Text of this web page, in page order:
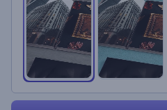
анимированными сценами
переходами шаблона
свои файлы и создайте
продукции! "